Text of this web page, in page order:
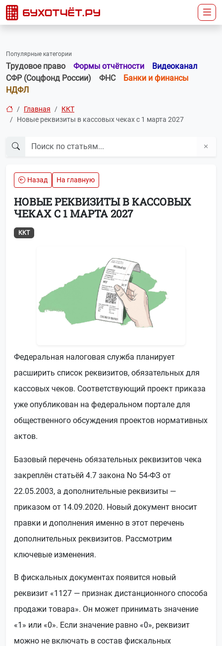
Популярные категории
Трудовое право Формы отчётности
Видеоканал
СФР (Соцфонд России)
ФНС
Банки и финансы
НДФЛ
Главная
ККТ
Новые реквизиты в кассовых чеках с 1 марта 2027
Назад На главную
НОВЫЕ РЕКВИЗИТЫ В КАССОВЫХ
ЧЕКАХ С 1 МАРТА 2027
ККТ
Федеральная налоговая служба планирует
расширить список реквизитов, обязательных для
кассовых чеков. Соответствующий проект приказа
уже опубликован на федеральном портале для
общественного обсуждения проектов нормативных
актов.
Базовый перечень обязательных реквизитов чека
закреплён статьёй 4.7 закона No 54-ФЗ от
22.05.2003, а дополнительные реквизиты —
приказом от 14.09.2020. Новый документ вносит
правки и дополнения именно в этот перечень
дополнительных реквизитов. Рассмотрим
ключевые изменения.
В фискальных документах появится новый
реквизит «1127 — признак дистанционного способа
продажи товара». Он может принимать значение
«1» или «0». Если значение равно «0», реквизит
можно не включать в состав фискальных